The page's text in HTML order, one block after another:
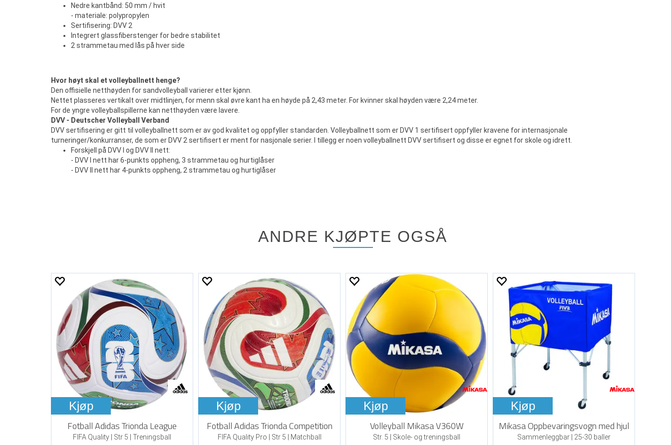
Nedre kantbånd: 50 mm / hvit
- materiale: polypropylen
Sertifisering: DVV 2
Integrert glassfiberstenger for bedre stabilitet
2 strammetau med lås på hver side
Hvor høyt skal et volleyballnett henge?
Den offisielle netthøyden for sandvolleyball varierer etter kjønn.
Nettet plasseres vertikalt over midtlinjen, for menn skal øvre kant ha en høyde på 2,43 meter. For kvinner skal høyden være 2,24 meter.
For de yngre volleyballspillerne kan netthøyden være lavere.
DVV - Deutscher Volleyball Verband
DVV sertifisering er gitt til volleyballnett som er av god kvalitet og oppfyller standarden. Volleyballnett som er DVV 1 sertifisert oppfyller kravene for internasjonale
turneringer/konkurranser, de som er DVV 2 sertifisert er ment for nasjonale serier. I tillegg er noen volleyballnett DVV sertifisert og disse er egnet for skole og idrett.
Forskjell på DVV I og DVV II nett:
- DVV I nett har 6-punkts oppheng, 3 strammetau og hurtiglåser
- DVV II nett har 4-punkts oppheng, 2 strammetau og hurtiglåser
ANDRE KJØPTE OGSÅ
Kjøp
Fotball Adidas Trionda League
FIFA Quality | Str 5 | Treningsball
Kjøp
Fotball Adidas Trionda Competition
FIFA Quality Pro | Str 5 | Matchball
Kjøp
Volleyball Mikasa V360W
Str. 5 | Skole- og treningsball
Kjøp
Mikasa Oppbevaringsvogn med hjul
Sammenleggbar | 25-30 baller